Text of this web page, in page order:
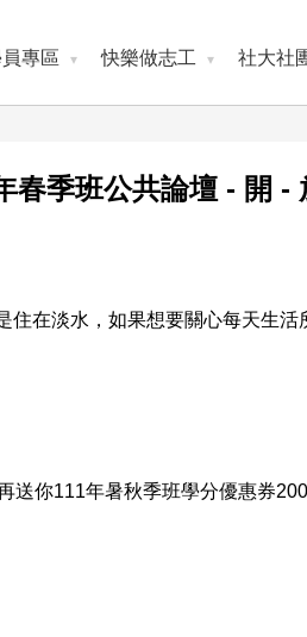
專區 快樂做志工 社大社
春季班公共論壇 - 開 -
在淡水，如果想要關心每天生
送你111年暑秋季班學分優惠券